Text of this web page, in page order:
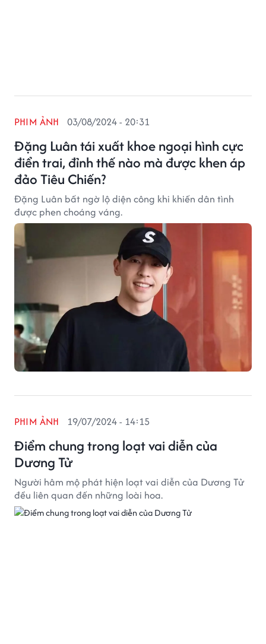
Đặng Luân tái xuất khoe ngoại hình cực
điển trai, đỉnh thế nào mà được khen áp
đảo Tiêu Chiến?
PHIM ẢNH 03/08/2024 - 20:31
Đặng Luân bất ngờ lộ diện công khi khiến dân tình
được phen choáng váng.
Điểm chung trong loạt vai diễn của
Dương Tử
PHIM ẢNH 19/07/2024 - 14:15
Người hâm mộ phát hiện loạt vai diễn của Dương Tử
đều liên quan đến những loài hoa.